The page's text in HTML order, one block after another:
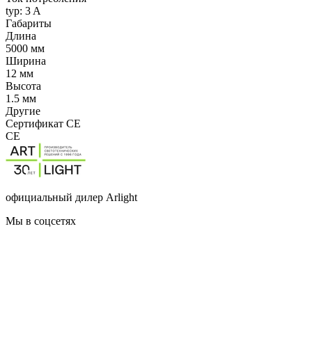
typ: 3 A
Габариты
Длина
5000 мм
Ширина
12 мм
Высота
1.5 мм
Другие
Сертификат CE
CE
официальный дилер Arlight
Мы в соцсетях